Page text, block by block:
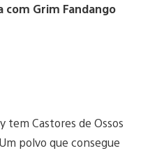
com Grim Fandango
tem Castores de Ossos
polvo que consegue